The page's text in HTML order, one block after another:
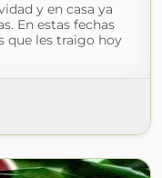
y en casa ya
En estas fechas
que les traigo hoy